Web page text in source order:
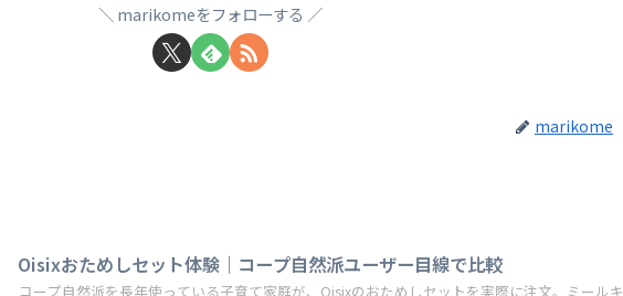
marikomeをフォローする
marikome
Oisixおためしセット体験｜コープ自然派ユーザー目線で比較
コープ自然派を長年使っている子育て家庭が、Oisixのおためしセットを実際に注文。ミールキ